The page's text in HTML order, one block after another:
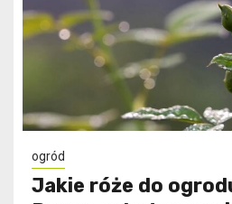
ogród
Jakie róże do